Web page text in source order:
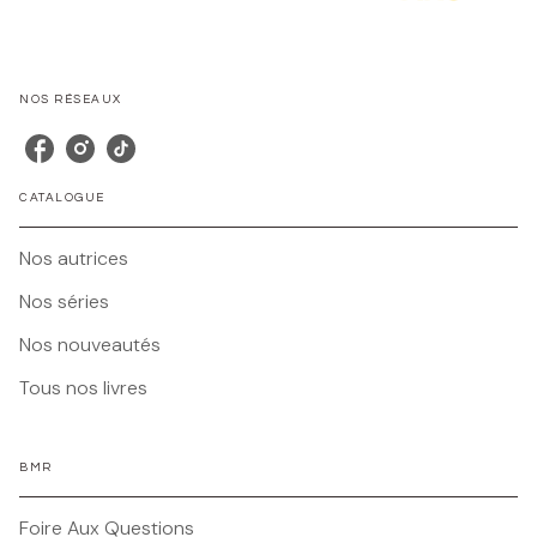
NOS RÉSEAUX
CATALOGUE
Nos autrices
Nos séries
Nos nouveautés
Tous nos livres
BMR
Foire Aux Questions